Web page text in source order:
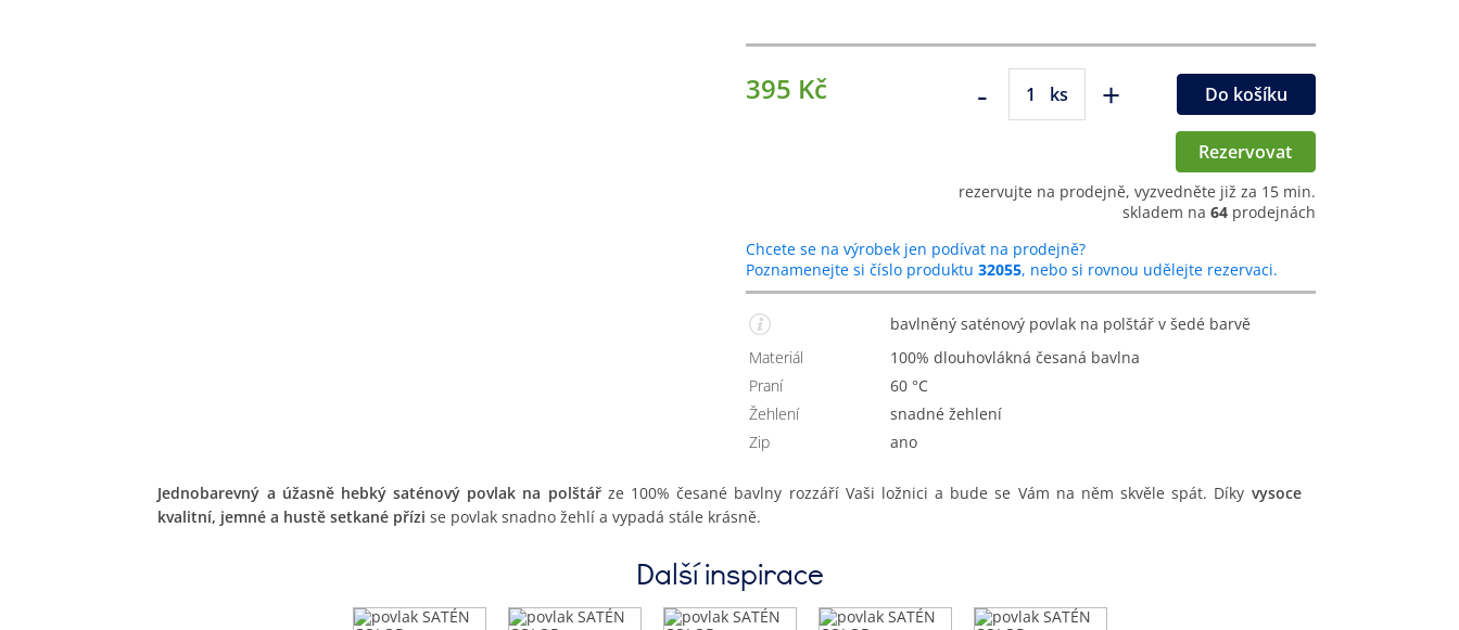
395 Kč - ks + Do košíku
Rezervovat
rezervujte na prodejně, vyzvedněte již za 15 min.
skladem na 64 prodejnách
Chcete se na výrobek jen podívat na prodejně?
Poznamenejte si číslo produktu 32055, nebo si rovnou udělejte rezervaci.
bavlněný saténový povlak na polštář v šedé barvě
Materiál
100% dlouhovlákná česaná bavlna
Praní
60 °C
Žehlení
Snadné žehlení
Zip
Ano
Jednobarevný a úžasně hebký saténový povlak na polštářze 100% česané bavlny rozzáří Vaši ložnici a bude se Vám na něm skvěle spát. Díky vysoce
kvalitní, jemné a hustě setkané přízi se povlak snadno žehlí a vypadá stále krásně.
Další inspirace